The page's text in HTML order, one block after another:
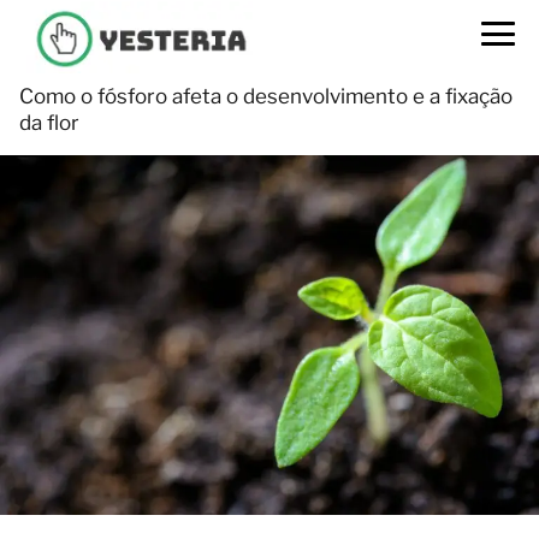
Como o fósforo afeta o desenvolvimento e a fixação
da flor